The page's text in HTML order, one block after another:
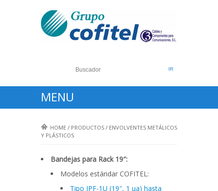
MENU
HOME / PRODUCTOS / ENVOLVENTES METÁLICOS
Y PLÁSTICOS
Bandejas para Rack 19″:
Modelos estándar COFITEL:
Tipo JPF-1U (19″, 1 ua) hasta